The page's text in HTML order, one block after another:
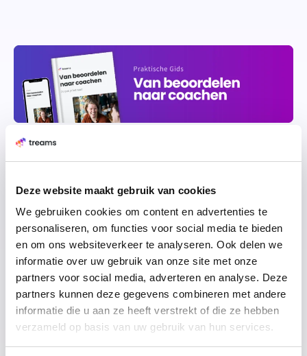
Deze website maakt gebruik van cookies
We gebruiken cookies om content en advertenties te
personaliseren, om functies voor social media te bieden
en om ons websiteverkeer te analyseren. Ook delen we
informatie over uw gebruik van onze site met onze
partners voor social media, adverteren en analyse. Deze
partners kunnen deze gegevens combineren met andere
informatie die u aan ze heeft verstrekt of die ze hebben
verzameld op basis van uw gebruik van hun services.
Hoe kan een tool voor een
gesprekscyclus dit proces
ondersteunen?
Het is belangrijk om de gesprekscyclus nieuwe stijl te
ondersteunen met eengoede tool.Vooral voor de
jongere generatie is dit een absolute must. Doordat zij
met technologie zijn opgegroeid weten zij als geen